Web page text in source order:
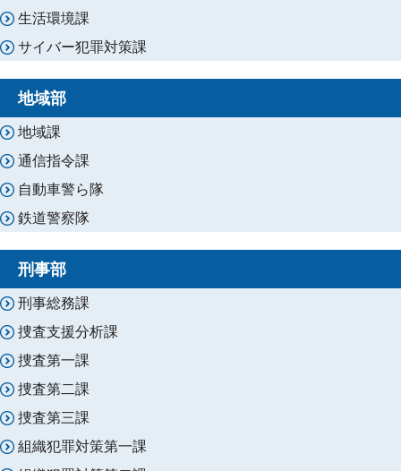
生活環境課
サイバー犯罪対策課
地域部
地域課
通信指令課
自動車警ら隊
鉄道警察隊
刑事部
刑事総務課
捜査支援分析課
捜査第一課
捜査第二課
捜査第三課
組織犯罪対策第一課